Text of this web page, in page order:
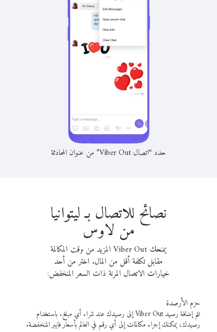
حدد “اتصال Viber Out” من عنوان المحادثة
نصائح للاتصال بـ ليتوانيا
من لاوس
يمنحك Viber Out المزيد من وقت المكالمة
مقابل تكلفة أقل من المال. اختر من أحد
خيارات الاتصال المرنة ذات السعر المنخفض:
حزم الأرصدة
تتم إضافة رصيد Viber Out إلى رصيدك عند شراء أي مبلغ. باستخدام
رصيدك، يمكنك إجراء مكالمات إلى أي رقم في العالم بأسعار فايبر المنخفضة.